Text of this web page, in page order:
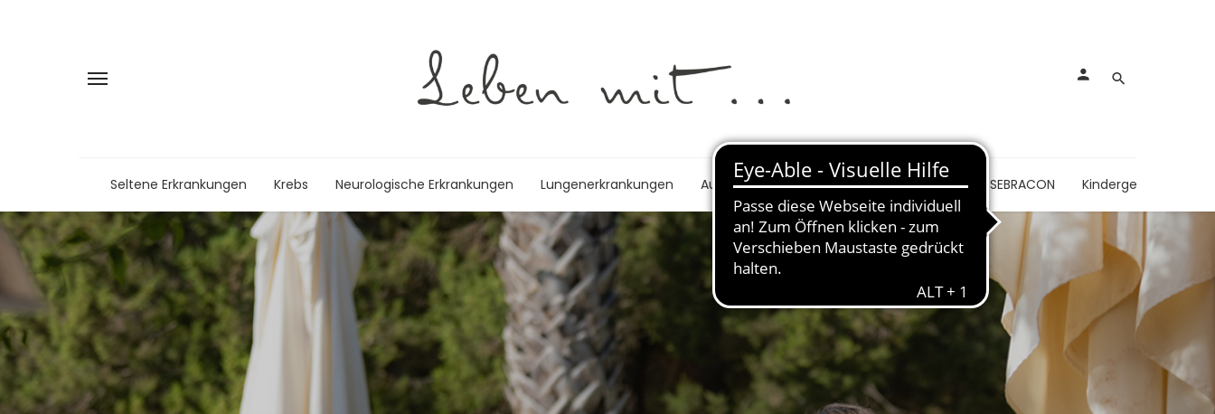
Seltene Erkrankungen Krebs Neurologische Erkrankungen Lungenerkrankungen Autoimmunerkrankungen Schmerzen SEBRACON Kindergesundheit